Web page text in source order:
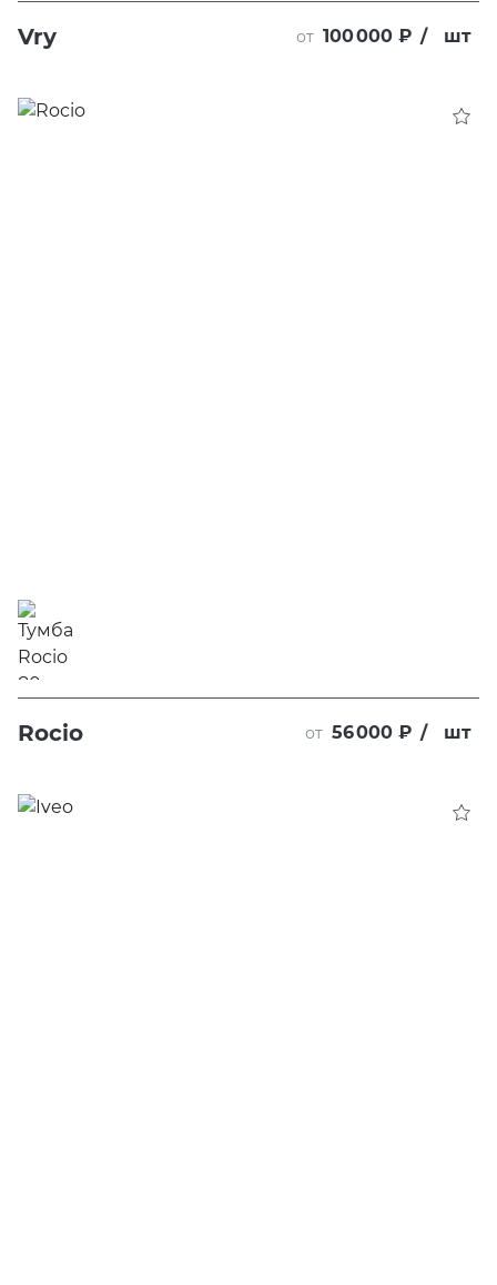
Vry от 100 000 ₽ / шт
Rocio от 56 000 ₽ / шт